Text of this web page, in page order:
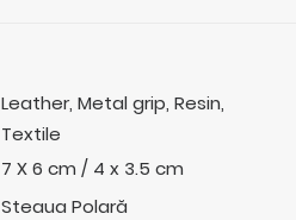
Leather, Metal grip, Resin,
Textile
7 X 6 cm / 4 x 3.5 cm
Steaua Polară